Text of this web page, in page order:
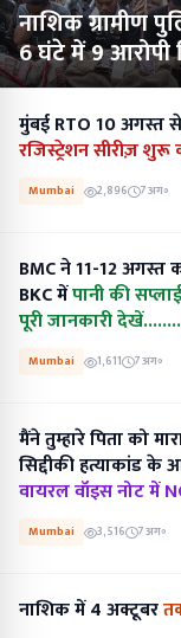
नाशिक ग्रामीण
6 घंटे में 9 आरोपी
मुंबई RTO 10 अगस्त से
रजिस्ट्रेशन सीरीज़ शुरू
Mumbai 2,896 7 अग॰
BMC ने 11-12 अगस्त
BKC मेंपानी की
पूरी जानकारी
Mumbai 1,611 7 अग॰
मैंने तुम्हारे पिता को
सिद्दीकी हत्याकांड के
वायरल वॉइस नोट में
Mumbai 3,516 7 अग॰
नाशिक में 4 अक्टूबर